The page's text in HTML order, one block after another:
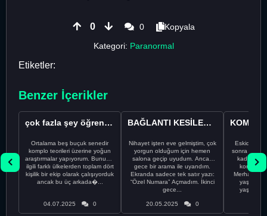
0 0
Kopyala
Kategori: Paranormal
Etiketler:
Benzer İçerikler
çok fazla şey öğrendim kurtulamıyorum
Ortalama beş buçuk senedir
komplo teorileri üzerine yoğun
araştırmalar yapıyorum. Bununla
ilgili farklı ülkelerden toplam dört
kişilik bir ekip olarak çalışıyorduk
ancak bu üç arkada�...
04.07.2025 0
BAĞLANTI KESİLEMEDİ (Paranormal Kısa Hikaye)
Nihayet işten eve gelmiştim, çok
yorgun olduğum için hemen
salona geçip uyudum. Ancak
gece bir arama ile uyandım.
Ekranda sadece tek satır yazı:
“Özel Numara” Açmadım. İkinci
gece...
20.05.2025 0
Eskiden
sonra da
kadar
Merhaba